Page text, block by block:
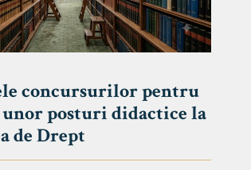
concursurilor pentru
unor posturi didactice la
de Drept